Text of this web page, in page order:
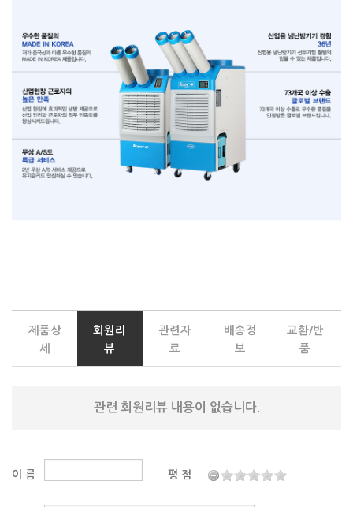
제품상
세
회원리
뷰
관련자
료
배송정
보
교환/반
품
관련 회원리뷰 내용이 없습니다.
이 름 평 점